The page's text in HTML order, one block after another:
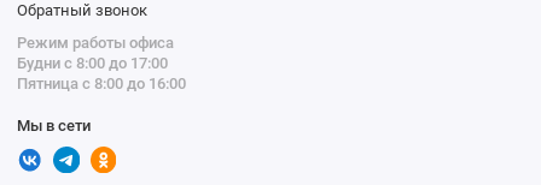
Обратный звонок
Режим работы офиса
Будни с 8:00 до 17:00
Пятница с 8:00 до 16:00
Мы в сети